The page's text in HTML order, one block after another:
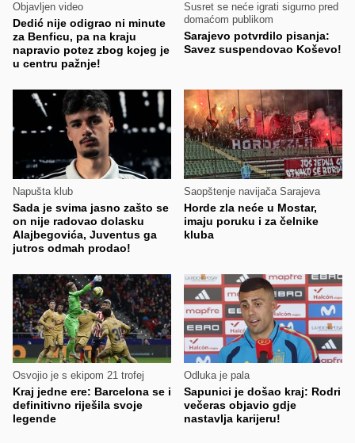
Objavljen video
Dedić nije odigrao ni minute
za Benficu, pa na kraju
napravio potez zbog kojeg je
u centru pažnje!
Susret se neće igrati sigurno pred
domaćom publikom
Sarajevo potvrdilo pisanja:
Savez suspendovao Koševo!
Napušta klub
Sada je svima jasno zašto se
on nije radovao dolasku
Alajbegovića, Juventus ga
jutros odmah prodao!
Saopštenje navijača Sarajeva
Horde zla neće u Mostar,
imaju poruku i za čelnike
kluba
Osvojio je s ekipom 21 trofej
Kraj jedne ere: Barcelona se i
definitivno riješila svoje
legende
Odluka je pala
Sapunici je došao kraj: Rodri
večeras objavio gdje
nastavlja karijeru!